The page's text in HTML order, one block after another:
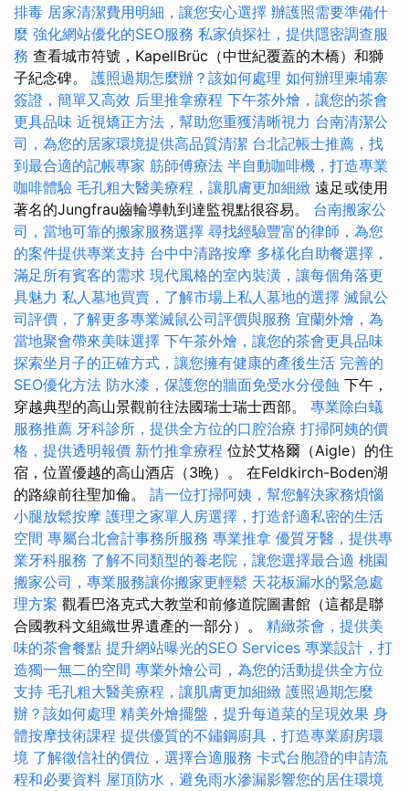
排毒 居家清潔費用明細，讓您安心選擇 辦護照需要準備什
麼 強化網站優化的SEO服務 私家偵探社，提供隱密調查服
務 查看城市符號，KapellBrüc（中世紀覆蓋的木橋）和獅
子紀念碑。 護照過期怎麼辦？該如何處理 如何辦理柬埔寨
簽證，簡單又高效 后里推拿療程 下午茶外燴，讓您的茶會
更具品味 近視矯正方法，幫助您重獲清晰視力 台南清潔公
司，為您的居家環境提供高品質清潔 台北記帳士推薦，找
到最合適的記帳專家 筋師傅療法 半自動咖啡機，打造專業
咖啡體驗 毛孔粗大醫美療程，讓肌膚更加細緻 遠足或使用
著名的Jungfrau齒輪導軌到達監視點很容易。 台南搬家公
司，當地可靠的搬家服務選擇 尋找經驗豐富的律師，為您
的案件提供專業支持 台中中清路按摩 多樣化自助餐選擇，
滿足所有賓客的需求 現代風格的室內裝潢，讓每個角落更
具魅力 私人墓地買賣，了解市場上私人墓地的選擇 滅鼠公
司評價，了解更多專業滅鼠公司評價與服務 宜蘭外燴，為
當地聚會帶來美味選擇 下午茶外燴，讓您的茶會更具品味
探索坐月子的正確方式，讓您擁有健康的產後生活 完善的
SEO優化方法 防水漆，保護您的牆面免受水分侵蝕 下午，
穿越典型的高山景觀前往法國瑞士瑞士西部。 專業除白蟻
服務推薦 牙科診所，提供全方位的口腔治療 打掃阿姨的價
格，提供透明報價 新竹推拿療程 位於艾格爾（Aigle）的住
宿，位置優越的高山酒店（3晚）。 在Feldkirch-Boden湖
的路線前往聖加倫。 請一位打掃阿姨，幫您解決家務煩惱
小腿放鬆按摩 護理之家單人房選擇，打造舒適私密的生活
空間 專屬台北會計事務所服務 專業推拿 優質牙醫，提供專
業牙科服務 了解不同類型的養老院，讓您選擇最合適 桃園
搬家公司，專業服務讓你搬家更輕鬆 天花板漏水的緊急處
理方案 觀看巴洛克式大教堂和前修道院圖書館（這都是聯
合國教科文組織世界遺產的一部分）。 精緻茶會，提供美
味的茶會餐點 提升網站曝光的SEO Services 專業設計，打
造獨一無二的空間 專業外燴公司，為您的活動提供全方位
支持 毛孔粗大醫美療程，讓肌膚更加細緻 護照過期怎麼
辦？該如何處理 精美外燴擺盤，提升每道菜的呈現效果 身
體按摩技術課程 提供優質的不鏽鋼廚具，打造專業廚房環
境 了解徵信社的價位，選擇合適服務 卡式台胞證的申請流
程和必要資料 屋頂防水，避免雨水滲漏影響您的居住環境